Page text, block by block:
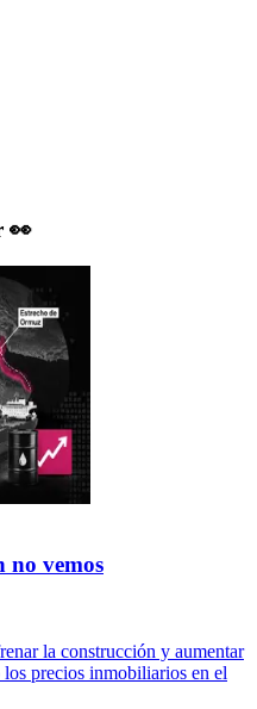
👀
no vemos
la construcción y aumentar
precios inmobiliarios en el